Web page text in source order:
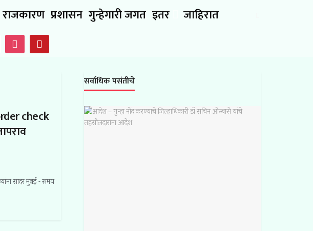
राजकारण प्रशासन गुन्हेगारी जगत इतर जाहिरात
check
सादर मुंबई - समय
सर्वाधिक पसंतीचे